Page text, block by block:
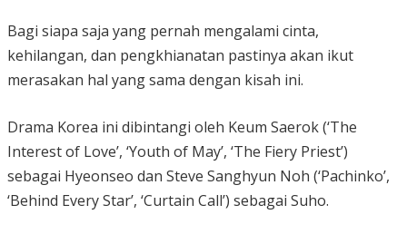
Bagi siapa saja yang pernah mengalami cinta,
kehilangan, dan pengkhianatan pastinya akan ikut
merasakan hal yang sama dengan kisah ini.
Drama Korea ini dibintangi oleh Keum Saerok (‘The
Interest of Love’, ‘Youth of May’, ‘The Fiery Priest’)
sebagai Hyeonseo dan Steve Sanghyun Noh (‘Pachinko’,
‘Behind Every Star’, ‘Curtain Call’) sebagai Suho.